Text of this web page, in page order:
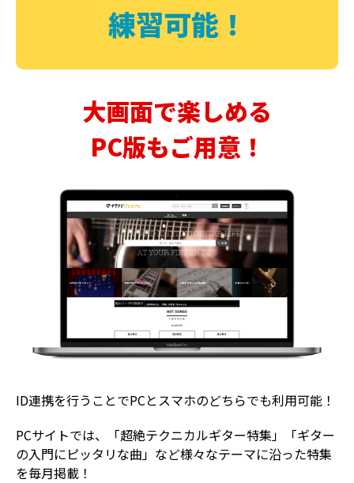
練習可能！
大画面で楽しめる
PC版もご用意！
ID連携を行うことでPCとスマホのどちらでも利用可能！
PCサイトでは、「超絶テクニカルギター特集」「ギター
の入門にピッタリな曲」など様々なテーマに沿った特集
を毎月掲載！